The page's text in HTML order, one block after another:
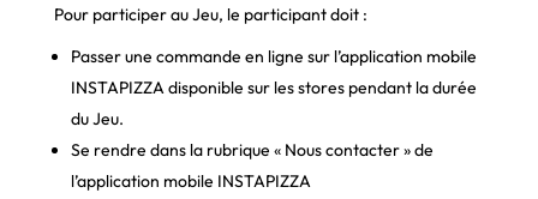
Pour participer au Jeu, le participant doit :
Passer une commande en ligne sur l’application mobile
INSTAPIZZA disponible sur les stores pendant la durée
du Jeu.
Se rendre dans la rubrique « Nous contacter » de
l’application mobile INSTAPIZZA